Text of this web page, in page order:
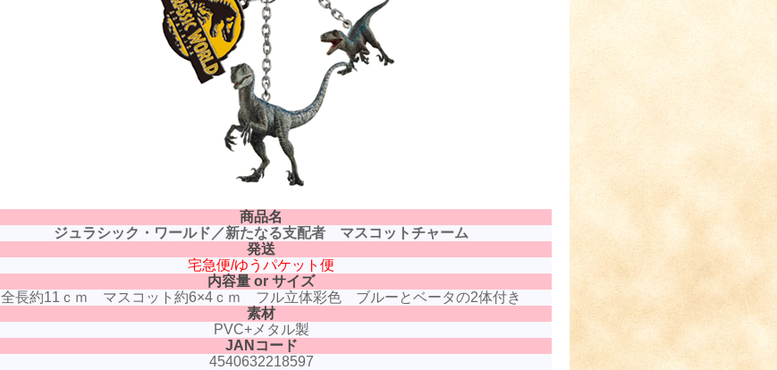
商品名
ジュラシック・ワールド／新たなる支配者 マスコットチャーム
発送
宅急便/ゆうパケット便
内容量 or サイズ
全長約11ｃｍ マスコット約6×4ｃｍ フル立体彩色 ブルーとベータの2体付き
素材
PVC+メタル製
JANコード
4540632218597